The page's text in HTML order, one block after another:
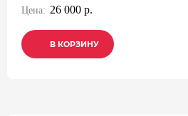
Цена: 26 000 р.
В КОРЗИНУ
В КОРЗИНУ
В КОРЗИНУ